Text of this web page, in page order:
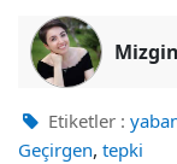
Etiketler :
Geçirgen, tepki